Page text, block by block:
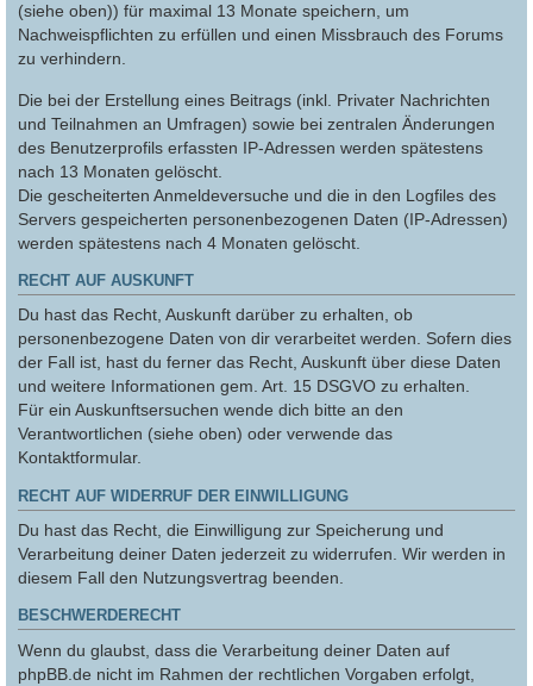
(siehe oben)) für maximal 13 Monate speichern, um
Nachweispflichten zu erfüllen und einen Missbrauch des Forums
zu verhindern.
Die bei der Erstellung eines Beitrags (inkl. Privater Nachrichten
und Teilnahmen an Umfragen) sowie bei zentralen Änderungen
des Benutzerprofils erfassten IP-Adressen werden spätestens
nach 13 Monaten gelöscht.
Die gescheiterten Anmeldeversuche und die in den Logfiles des
Servers gespeicherten personenbezogenen Daten (IP-Adressen)
werden spätestens nach 4 Monaten gelöscht.
RECHT AUF AUSKUNFT
Du hast das Recht, Auskunft darüber zu erhalten, ob
personenbezogene Daten von dir verarbeitet werden. Sofern dies
der Fall ist, hast du ferner das Recht, Auskunft über diese Daten
und weitere Informationen gem. Art. 15 DSGVO zu erhalten.
Für ein Auskunftsersuchen wende dich bitte an den
Verantwortlichen (siehe oben) oder verwende das
Kontaktformular.
RECHT AUF WIDERRUF DER EINWILLIGUNG
Du hast das Recht, die Einwilligung zur Speicherung und
Verarbeitung deiner Daten jederzeit zu widerrufen. Wir werden in
diesem Fall den Nutzungsvertrag beenden.
BESCHWERDERECHT
Wenn du glaubst, dass die Verarbeitung deiner Daten auf
phpBB.de nicht im Rahmen der rechtlichen Vorgaben erfolgt,